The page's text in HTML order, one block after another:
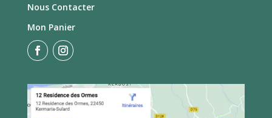
Nous Contacter
Mon Panier